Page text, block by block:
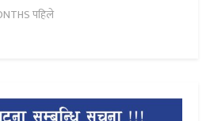
पहिले